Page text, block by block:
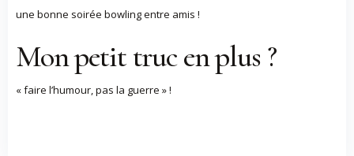
une bonne soirée bowling entre amis !
Mon petit truc en plus ?
« faire l’humour, pas la guerre » !